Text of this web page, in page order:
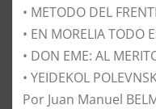
• METODO DEL
• EN MORELIA TODO
• DON EME: AL
• YEIDEKOL
Por Juan Manuel